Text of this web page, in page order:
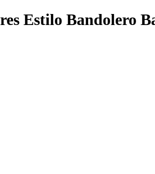
Estilo Bandolero